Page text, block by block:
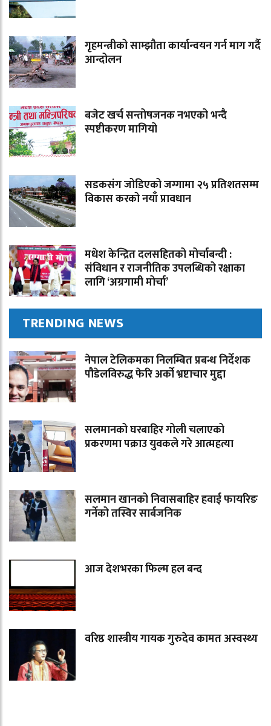
गृहमन्त्रीको साम्झौता कार्यान्वयन गर्न माग गर्दै
आन्दोलन
बजेट खर्च सन्तोषजनक नभएको भन्दै
स्पष्टीकरण मागियो
सडकसंग जोडिएको जग्गामा २५ प्रतिशतसम्म
विकास करको नयाँ प्रावधान
मधेश केन्द्रित दलसहितको मोर्चाबन्दी :
संविधान र राजनीतिक उपलब्धिको रक्षाका
लागि ‘अग्रगामी मोर्चा’
TRENDING NEWS
नेपाल टेलिकमका निलम्बित प्रबन्ध निर्देशक
पौडेलविरुद्ध फेरि अर्को भ्रष्टाचार मुद्दा
सलमानको घरबाहिर गोली चलाएको
प्रकरणमा पक्राउ युवकले गरे आत्महत्या
सलमान खानको निवासबाहिर हवाई फायरिङ
गर्नेको तस्विर सार्बजनिक
आज देशभरका फिल्म हल बन्द
वरिष्ठ शास्त्रीय गायक गुरुदेव कामत अस्वस्थ्य